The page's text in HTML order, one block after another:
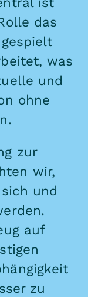
das
was
und
ohne
zur
wir,
und
auf
zu